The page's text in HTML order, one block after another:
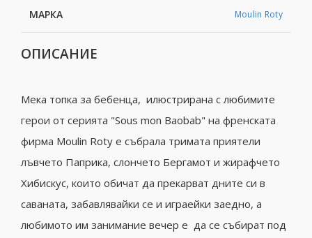
МАРКА Moulin Roty
ОПИСАНИЕ
Мека топка за бебенца, илюстрирана с любимите
герои от серията "Sous mon Baobab" на френската
фирма Moulin Roty е събрала тримата приятели
лъвчето Паприка, слончето Бергамот и жирафчето
Хибискус, които обичат да прекарват дните си в
саваната, забавлявайки се и играейки заедно, а
любимото им занимание вечер е да се събират под